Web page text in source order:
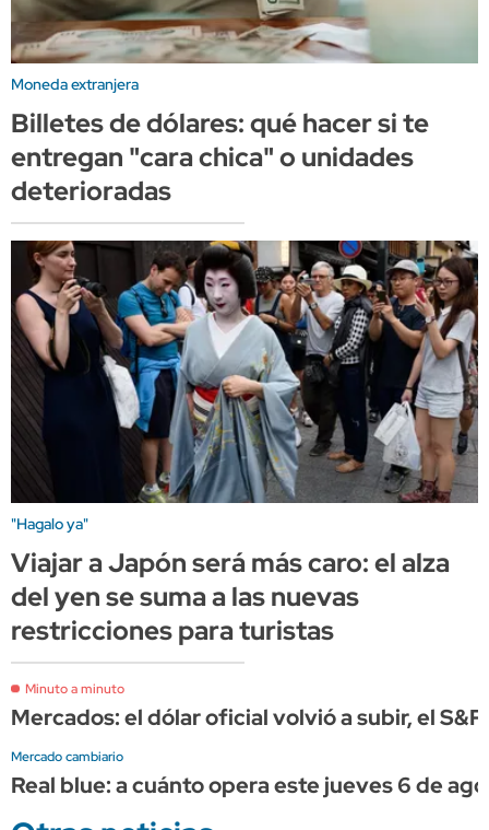
Moneda extranjera
Billetes de dólares: qué hacer si te
entregan "cara chica" o unidades
deterioradas
"Hagalo ya"
Viajar a Japón será más caro: el alza
del yen se suma a las nuevas
restricciones para turistas
Minuto a minuto
Mercados: el dólar oficial volvió a subir, el
Mercado cambiario
Real blue: a cuánto opera este jueves 6 de